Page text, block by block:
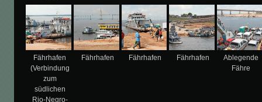
Fährhafen
(Verbindung
zum
südlichen
Rio-Negro-
Fährhafen Fährhafen Fährhafen
Ablegende
Fähre